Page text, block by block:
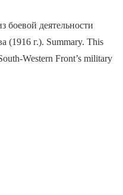
боевой деятельности
(1916 г.). Summary. This
Western Front’s military